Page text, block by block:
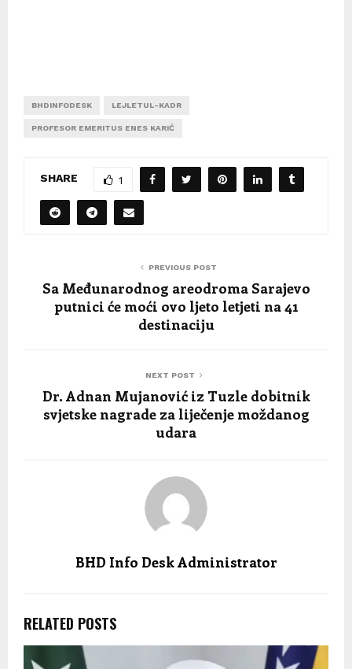
BHDINFODESK LEJLETUL-KADR
PROFESOR EMERITUS ENES KARIĆ
SHARE 1
PREVIOUS POST
Sa Međunarodnog areodroma Sarajevo
putnici će moći ovo ljeto letjeti na 41
destinaciju
NEXT POST
Dr. Adnan Mujanović iz Tuzle dobitnik
svjetske nagrade za liječenje moždanog
udara
BHD Info Desk Administrator
RELATED POSTS